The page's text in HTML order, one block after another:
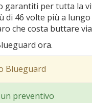
garantiti per tutta la
46 volte più a
che costa buttare via
ora.
Blueguard
preventivo